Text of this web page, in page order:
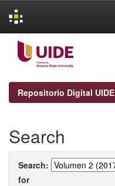
navigation
Repositorio Digital UIDE
Search
Search:
for